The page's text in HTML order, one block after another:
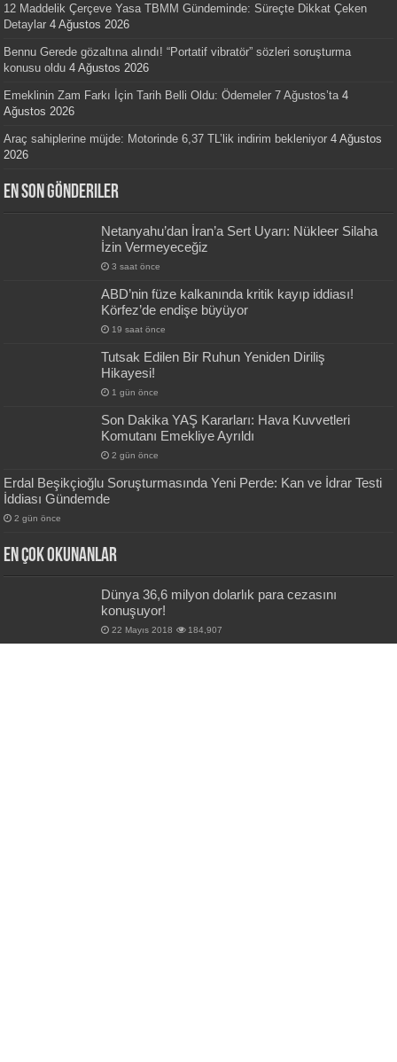
12 Maddelik Çerçeve Yasa TBMM Gündeminde: Süreçte Dikkat Çeken
Detaylar 4 Ağustos 2026
Bennu Gerede gözaltına alındı! “Portatif vibratör” sözleri soruşturma
konusu oldu 4 Ağustos 2026
Emeklinin Zam Farkı İçin Tarih Belli Oldu: Ödemeler 7 Ağustos’ta 4
Ağustos 2026
Araç sahiplerine müjde: Motorinde 6,37 TL’lik indirim bekleniyor 4 Ağustos
2026
En Son Gönderiler
Netanyahu’dan İran’a Sert Uyarı: Nükleer Silaha
İzin Vermeyeceğiz
3 saat önce
ABD’nin füze kalkanında kritik kayıp iddiası!
Körfez’de endişe büyüyor
19 saat önce
Tutsak Edilen Bir Ruhun Yeniden Diriliş
Hikayesi!
1 gün önce
Son Dakika YAŞ Kararları: Hava Kuvvetleri
Komutanı Emekliye Ayrıldı
2 gün önce
Erdal Beşikçioğlu Soruşturmasında Yeni Perde: Kan ve İdrar Testi
İddiası Gündemde
2 gün önce
En Çok okunanlar
Dünya 36,6 milyon dolarlık para cezasını
konuşuyor!
22 Mayıs 2018 184,907